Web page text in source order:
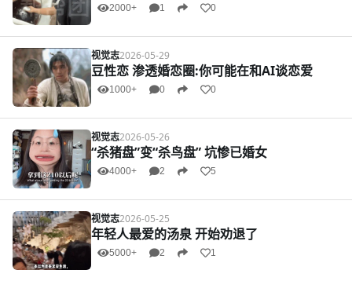
2000+ 1 0
视觉志2026-05-29
豆性恋 渗透婚恋圈:你可能在和AI谈恋爱
1000+ 0 0
视觉志2026-05-26
“杀猪盘”变“杀鸟盘” 坑惨已婚女
4000+ 2 5
视觉志2026-05-25
年轻人最爱的汤泉 开始劝退了
5000+ 2 1